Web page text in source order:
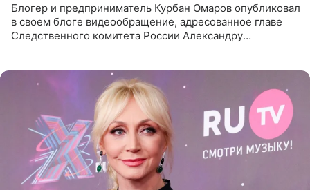
Блогер и предприниматель Курбан Омаров опубликовал
в своем блоге видеообращение, адресованное главе
Следственного комитета России Александру